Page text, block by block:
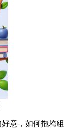
意，如何拖垮組